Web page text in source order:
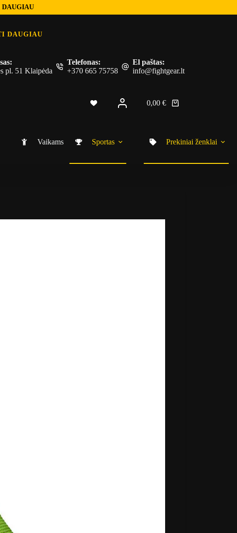
DAUGIAU
DAUGIAU
pl. 51 Klaipėda
Telefonas:
+370 665 75758
El paštas:
info@fightgear.lt
Shopping
0,00€
Vaikams Sportas Prekiniai ženklai